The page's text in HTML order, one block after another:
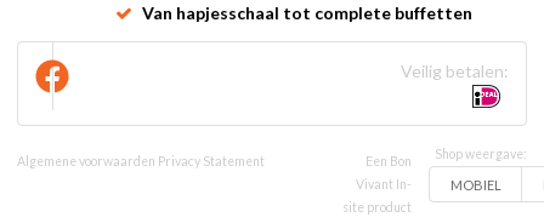
Van hapjesschaal tot complete buffetten
Veilig betalen:
Algemene voorwaarden Privacy Statement
Een Bon
Vivant In-
site product
Shop weergave:
MOBIEL